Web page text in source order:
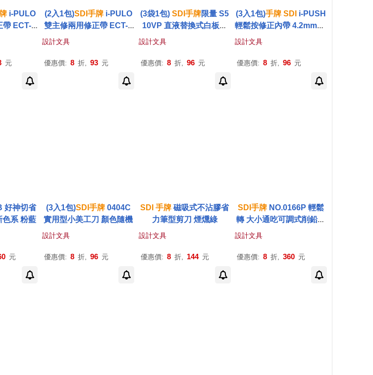
i-PULO
帶 ECT-1
元
(2入1包)SDI 手牌i-PULO
雙主修兩用修正帶 ECT-1
設計文具
優惠價: 8 折, 93 元
(3袋1包)SDI手牌限量 S5
10VP 直液替換式白板筆
送墨水匣 黑
設計文具
優惠價: 8 折, 96 元
(3入1包)手牌 SDI i-PUSH
輕鬆按修正內帶 4.2mmX6
設計文具
優惠價: 8 折, 96 元
好神切省
色系 粉藍
元
(3入1包)SDI 手牌0404C
實用型小美工刀 顏色隨機
設計文具
優惠價: 8 折, 96 元
SDI 手牌 磁吸式不沾膠省
力筆型剪刀 煙燻綠
設計文具
優惠價: 8 折, 144 元
SDI手牌 NO.0166P 輕鬆
轉 大小通吃可調式削鉛筆
設計文具
優惠價: 8 折, 360 元